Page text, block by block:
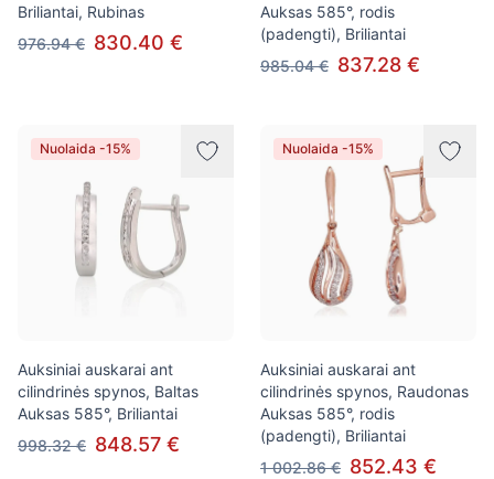
Briliantai, Rubinas
976.94 € 830.40 €
Auksas 585°, rodis
(padengti), Briliantai
985.04 € 837.28 €
Nuolaida -15%
Auksiniai auskarai ant
cilindrinės spynos, Baltas
Auksas 585°, Briliantai
998.32 € 848.57 €
Nuolaida -15%
Auksiniai auskarai ant
cilindrinės spynos, Raudonas
Auksas 585°, rodis
(padengti), Briliantai
1 002.86 € 852.43 €